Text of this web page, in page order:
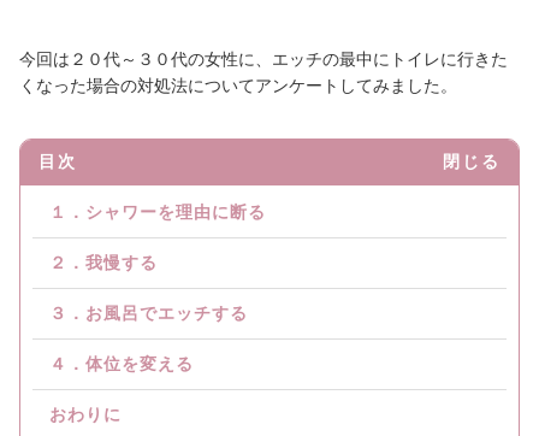
今回は２０代～３０代の女性に、エッチの最中にトイレに行きた
くなった場合の対処法についてアンケートしてみました。
目次 閉じる
１．シャワーを理由に断る
２．我慢する
３．お風呂でエッチする
４．体位を変える
おわりに